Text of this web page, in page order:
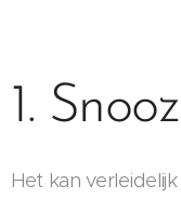
1.
Het kan